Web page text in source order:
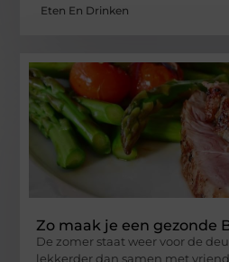
Eten En Drinken
Zo maak je een gezonde
De zomer staat weer voor de
lekkerder dan samen met